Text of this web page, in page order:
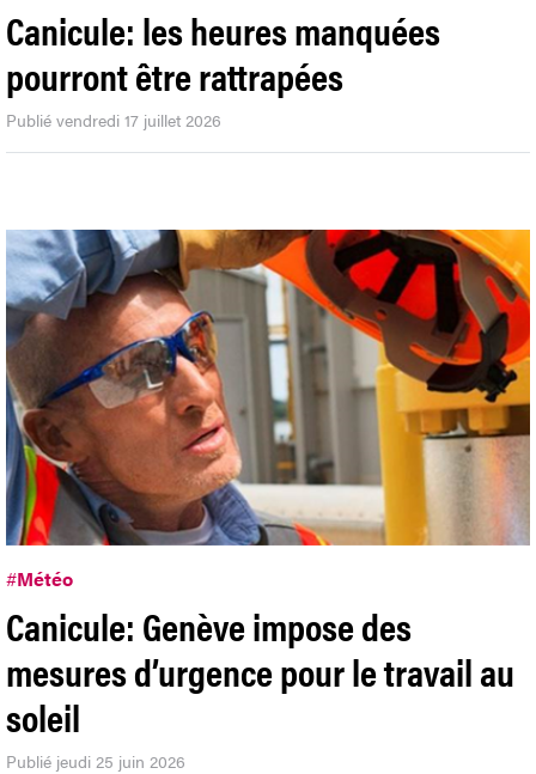
Canicule: les heures manquées
pourront être rattrapées
Publié vendredi 17 juillet 2026
#Météo
Canicule: Genève impose des
mesures d’urgence pour le travail au
soleil
Publié jeudi 25 juin 2026